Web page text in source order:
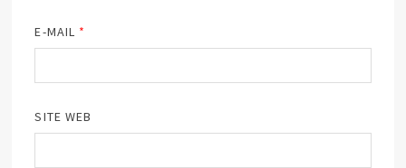
E-MAIL *
SITE WEB